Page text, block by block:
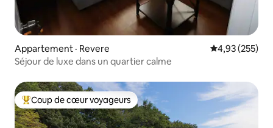
Appartement · Revere Note
4,93 (255)
Séjour de luxe dans un quartier calme
Coup de cœur voyageurs parmi les plus aimés
Coup de cœur voyageurs